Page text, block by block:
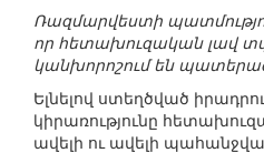
Ռազմարվեստի
որ հետախուզական լավ
կանխորոշում են
Ելնելով ստեղծված
կիրառությունը
ավելի ու ավելի